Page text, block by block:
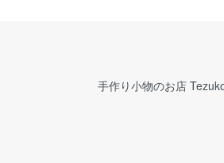
手作り小物のお店